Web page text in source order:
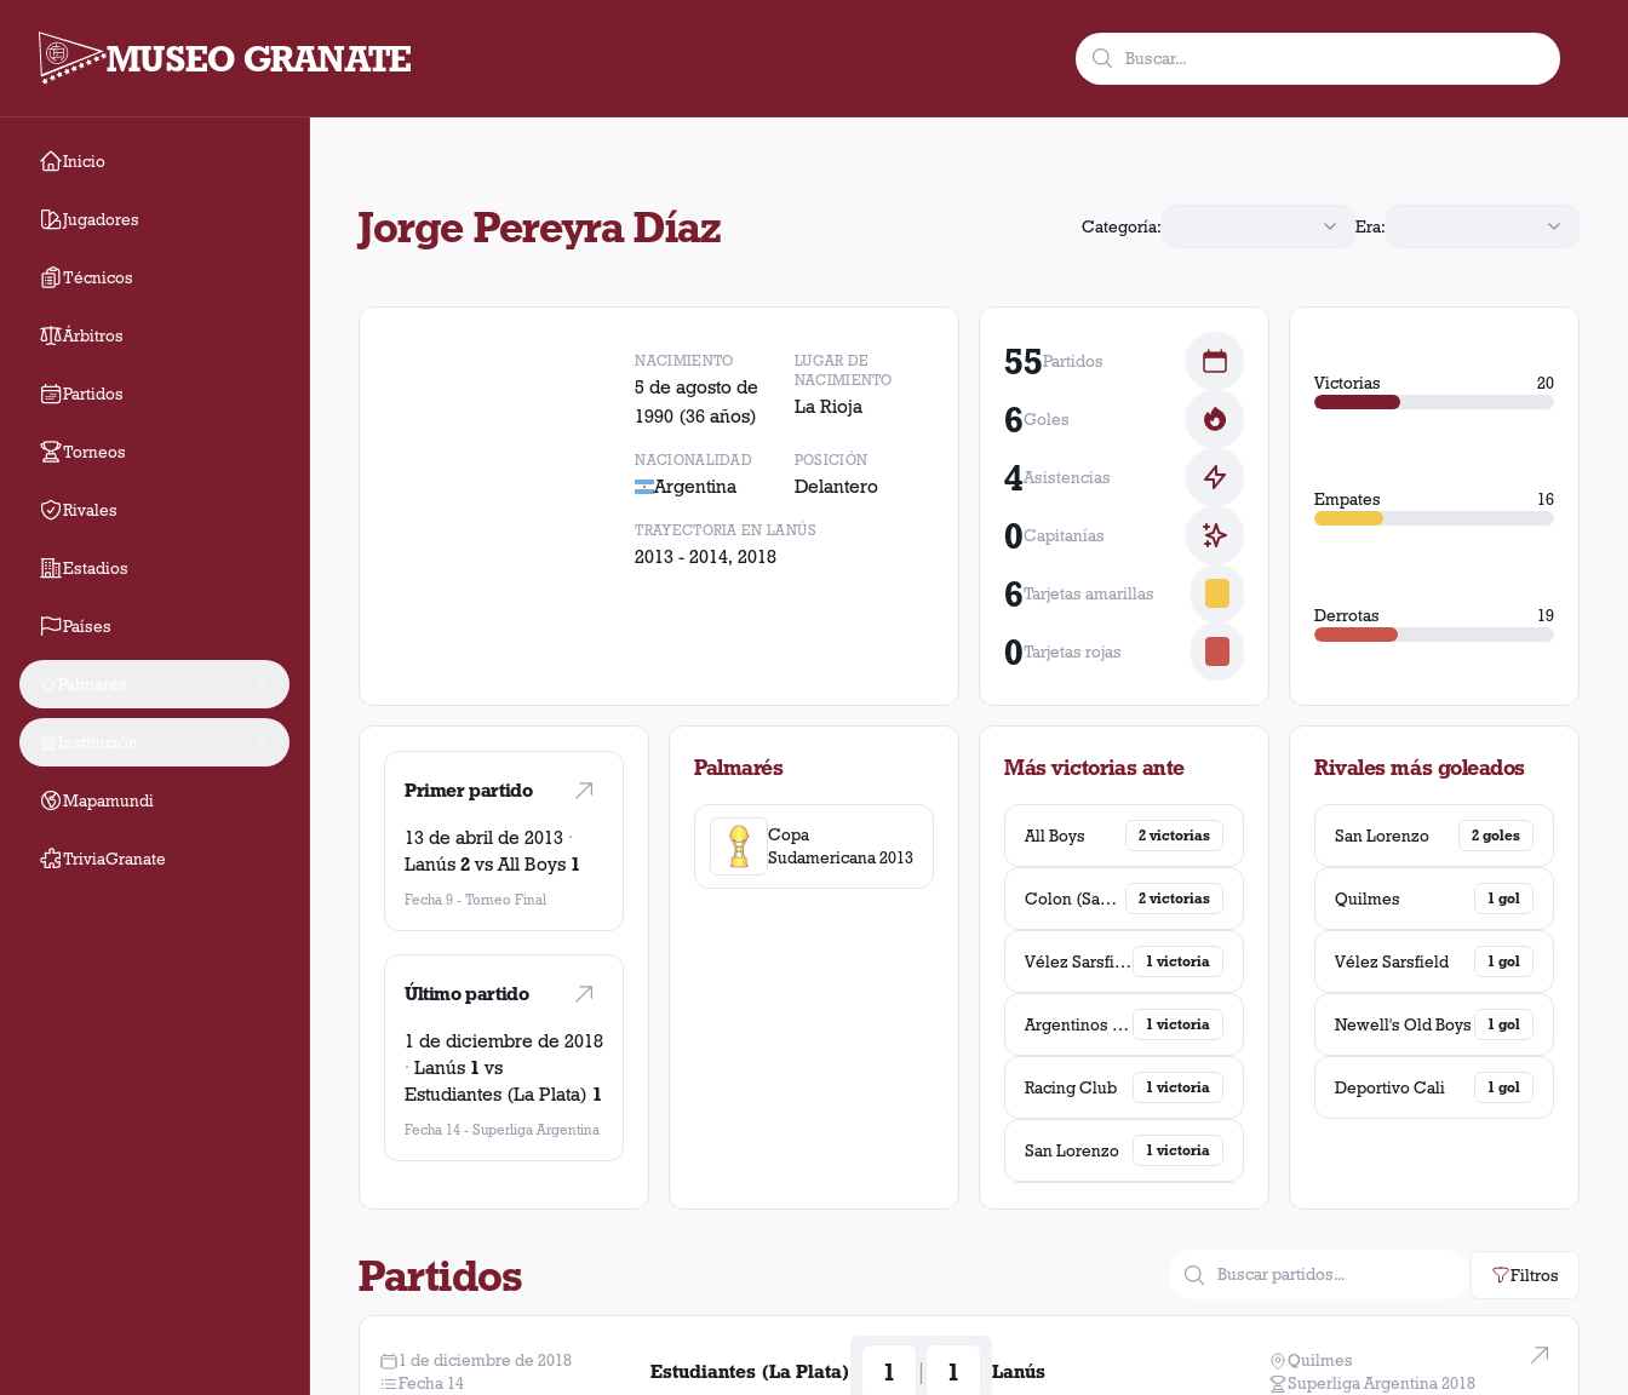
MUSEO GRANATE
Inicio
Jugadores
Técnicos
Árbitros
Partidos
Torneos
Rivales
Estadios
Países
Mapamundi
TriviaGranate
Jorge Pereyra Díaz Categoría: Era:
NACIMIENTO
5 de agosto de
1990 (36 años)
LUGAR DE
NACIMIENTO
La Rioja
NACIONALIDAD
Argentina
POSICIÓN
Delantero
TRAYECTORIA EN LANÚS
2013 - 2014, 2018
55Partidos
6Goles
4Asistencias
0Capitanías
6Tarjetas amarillas
0Tarjetas rojas
Victorias 20
Empates 16
Derrotas 19
Primer partido
13 de abril de 2013 ·
Lanús 2vs All Boys 1
Fecha 9 - Torneo Final
Último partido
1 de diciembre de 2018
· Lanús 1 vs
Estudiantes (La Plata) 1
Fecha 14 - Superliga Argentina
Palmarés
Copa
Sudamericana 2013
Más victorias ante
All Boys 2 victorias
Colon (Santa Fé) 2 victorias
Vélez Sarsfield 1 victoria
Argentinos Juniors 1 victoria
Racing Club 1 victoria
San Lorenzo 1 victoria
Tigre 1 victoria
victoria
Rivales más goleados
San Lorenzo 2 goles
Quilmes 1 gol
Vélez Sarsfield 1 gol
Newell's Old Boys 1 gol
Deportivo Cali 1 gol
Partidos Filtros
1 de diciembre de 2018
Fecha 14
Estudiantes (La Plata) 1 1 Lanús
Quilmes
Superliga Argentina 2018